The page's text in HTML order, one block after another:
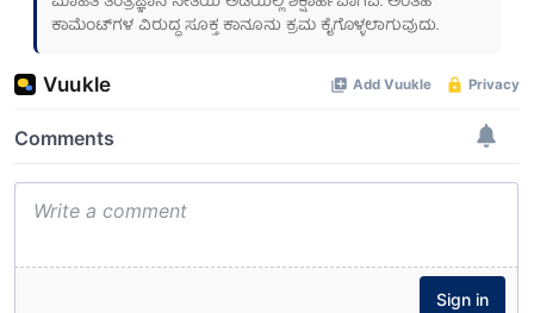
ಕಾಮೆಂಟ್‌ಗಳ ವಿರುದ್ಧ ಸೂಕ್ತ ಕಾನೂನು ಕ್ರಮ ಕೈಗೊಳ್ಳಲಾಗುವುದು.